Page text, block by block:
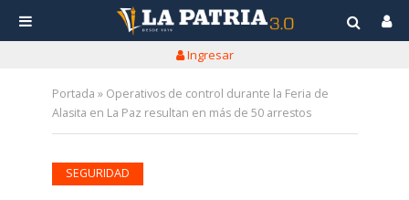
Ingresar
Portada » Operativos de control durante la Feria de
Alasita en La Paz resultan en más de 50 arrestos
SEGURIDAD